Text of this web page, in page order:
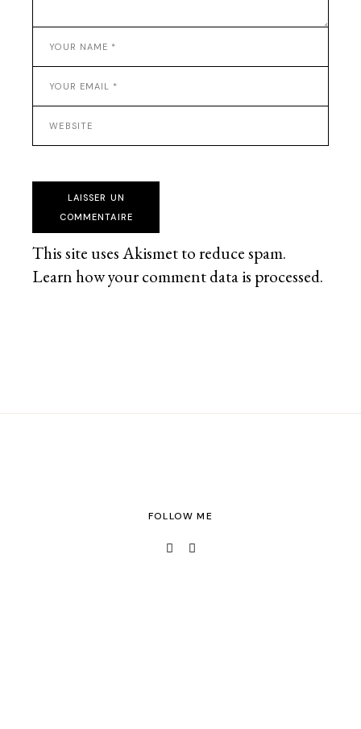
LAISSER UN
COMMENTAIRE
This site uses Akismet to reduce spam.
Learn how your comment data is processed.
FOLLOW ME